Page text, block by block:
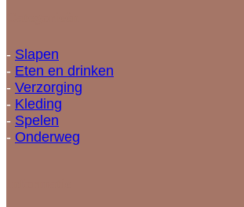
- Slapen
- Eten en drinken
- Verzorging
- Kleding
- Spelen
- Onderweg